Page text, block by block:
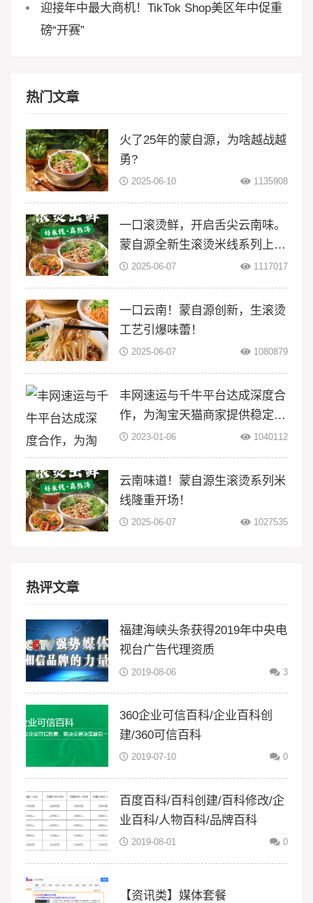
迎接年中最大商机！TikTok Shop美区年中促重
磅“开赛”
热门文章
火了25年的蒙自源，为啥越战越
勇?
2025-06-10 1135908
一口滚烫鲜，开启舌尖云南味。
蒙自源全新生滚烫米线系列上
线！2025-06-07 1117017
一口云南！蒙自源创新，生滚烫
工艺引爆味蕾！
2025-06-07 1080879
丰网速运与千牛平台达成深度合
作，为淘宝天猫商家提供稳定物
流服务
2023-01-06 1040112
云南味道！蒙自源生滚烫系列米
线隆重开场！
2025-06-07 1027535
热评文章
福建海峡头条获得2019年中央电
视台广告代理资质
2019-08-06 3
360企业可信百科/企业百科创
建/360可信百科
2019-07-10 0
百度百科/百科创建/百科修改/企
业百科/人物百科/品牌百科
2019-08-01 0
【资讯类】媒体套餐